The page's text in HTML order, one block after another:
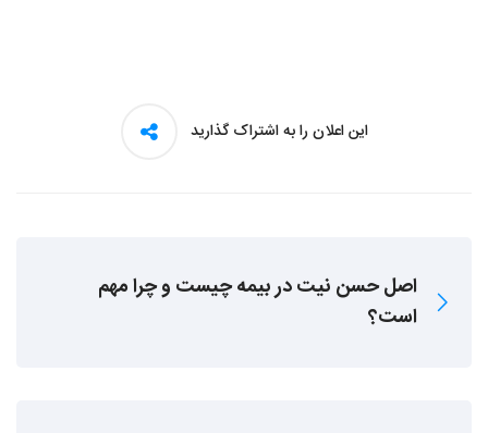
این اعلان را به اشتراک گذارید
اصل حسن نیت در بیمه چیست و چرا مهم
است؟